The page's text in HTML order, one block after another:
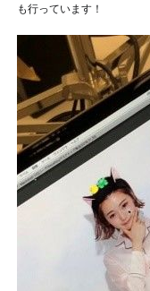
も行っています！